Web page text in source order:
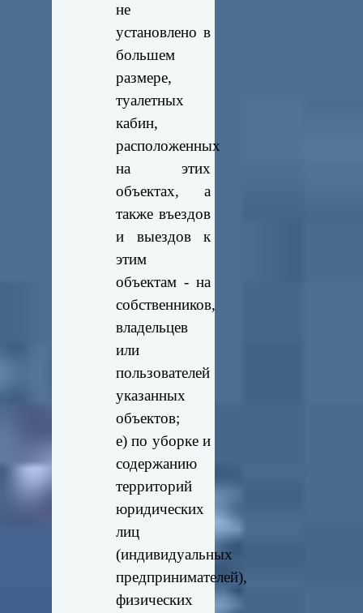
не
установлено в
большем
размере,
туалетных
кабин,
расположенных
на этих
объектах, а
также въездов
и выездов к
этим
объектам - на
собственников,
владельцев
или
пользователей
указанных
объектов;
е) по уборке и
содержанию
территорий
юридических
лиц
(индивидуальных
предпринимателей),
физических